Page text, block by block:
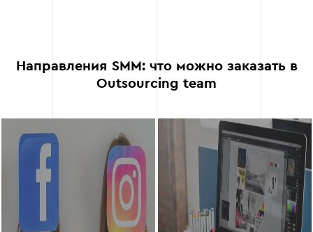
сайта и тёплую аудиторию для повышения
конверсии без дополнительного
Для e-commerce подключаем
динамическую рекламу и каталоги,
гарантируя, что весь рекламный бюджет
расходуется максимально эффективно.
Направления SMM: что можно заказать в
Outsourcing team